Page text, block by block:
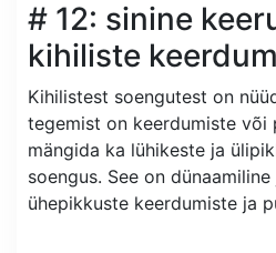
# 12: sinine
kihiliste
Kihilistest soengutest on
tegemist on keerdumiste või
mängida ka lühikeste ja
soengus. See on
ühepikkuste keerdumiste ja